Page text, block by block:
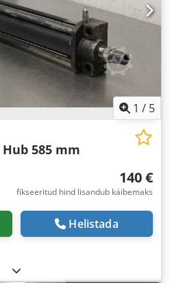
1 / 5
Hub 585 mm
140 €
fikseeritud hind lisandub käibemaks
Helistada